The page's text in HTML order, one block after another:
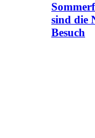
sind die
Besuch